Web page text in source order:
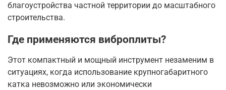
благоустройства частной территории до масштабного
строительства.
Где применяются виброплиты?
Этот компактный и мощный инструмент незаменим в
ситуациях, когда использование крупногабаритного
катка невозможно или экономически